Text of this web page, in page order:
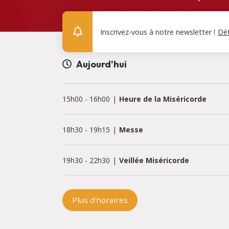
Inscrivez-vous à notre newsletter !
Aujourd'hui
15h00 - 16h00 Heure de la Miséricorde
18h30 - 19h15 Messe
19h30 - 22h30 Veillée Miséricorde
Plus d'horaires